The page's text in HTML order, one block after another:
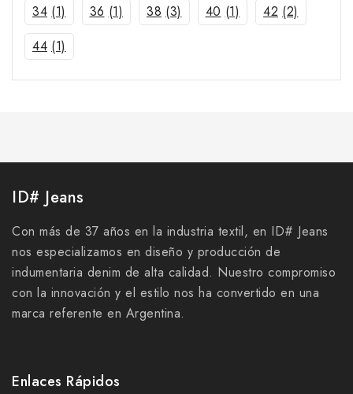
34 (1) 36 (1) 38 (3) 40 (1) 42 (2)
44 (1)
ID# Jeans
Con más de 37 años en la industria textil, en ID# Jeans
nos especializamos en diseño y producción de
indumentaria denim de alta calidad. Nuestro compromiso
con la innovación y el estilo nos ha convertido en una
marca referente en Argentina.
Enlaces Rápidos